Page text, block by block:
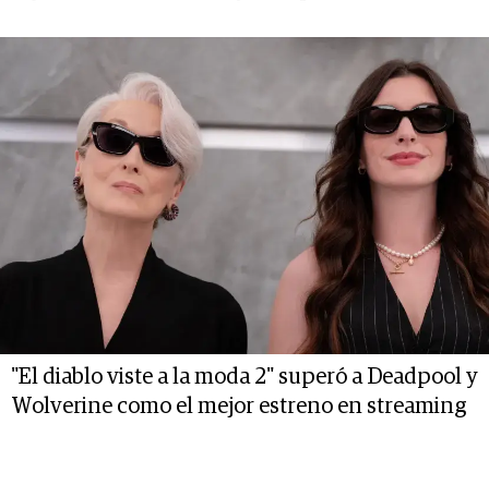
"El diablo viste a la moda 2" superó a Deadpool y
Wolverine como el mejor estreno en streaming